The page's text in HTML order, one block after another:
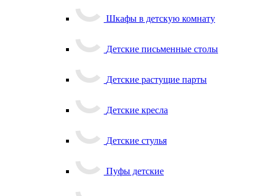
Шкафы в детскую комнату
Детские письменные столы
Детские растущие парты
Детские кресла
Детские стулья
Пуфы детские